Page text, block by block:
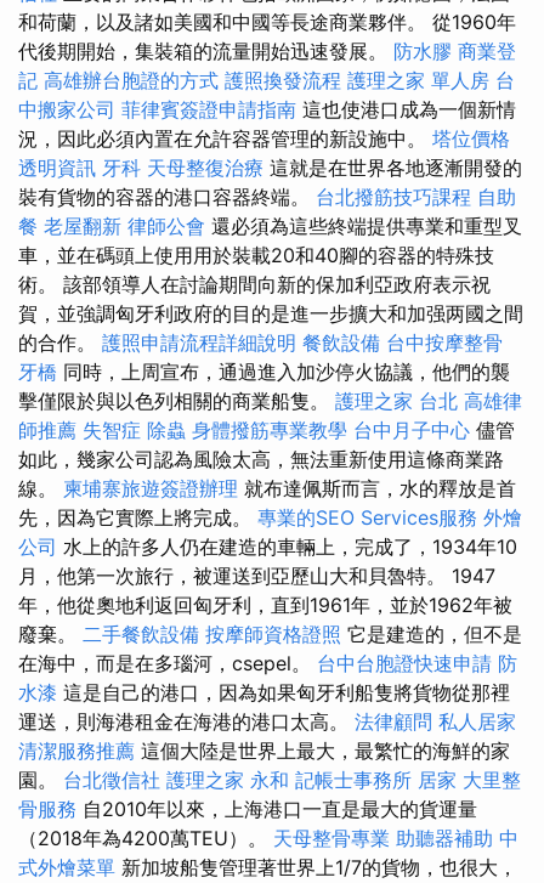
和荷蘭，以及諸如美國和中國等長途商業夥伴。 從1960年
代後期開始，集裝箱的流量開始迅速發展。 防水膠 商業登
記 高雄辦台胞證的方式 護照換發流程 護理之家 單人房 台
中搬家公司 菲律賓簽證申請指南 這也使港口成為一個新情
況，因此必須內置在允許容器管理的新設施中。 塔位價格
透明資訊 牙科 天母整復治療 這就是在世界各地逐漸開發的
裝有貨物的容器的港口容器終端。 台北撥筋技巧課程 自助
餐 老屋翻新 律師公會 還必須為這些終端提供專業和重型叉
車，並在碼頭上使用用於裝載20和40腳的容器的特殊技
術。 該部領導人在討論期間向新的保加利亞政府表示祝
賀，並強調匈牙利政府的目的是進一步擴大和加强两國之間
的合作。 護照申請流程詳細說明 餐飲設備 台中按摩整骨
牙橋 同時，上周宣布，通過進入加沙停火協議，他們的襲
擊僅限於與以色列相關的商業船隻。 護理之家 台北 高雄律
師推薦 失智症 除蟲 身體撥筋專業教學 台中月子中心 儘管
如此，幾家公司認為風險太高，無法重新使用這條商業路
線。 柬埔寨旅遊簽證辦理 就布達佩斯而言，水的釋放是首
先，因為它實際上將完成。 專業的SEO Services服務 外燴
公司 水上的許多人仍在建造的車輛上，完成了，1934年10
月，他第一次旅行，被運送到亞歷山大和貝魯特。 1947
年，他從奧地利返回匈牙利，直到1961年，並於1962年被
廢棄。 二手餐飲設備 按摩師資格證照 它是建造的，但不是
在海中，而是在多瑙河，csepel。 台中台胞證快速申請 防
水漆 這是自己的港口，因為如果匈牙利船隻將貨物從那裡
運送，則海港租金在海港的港口太高。 法律顧問 私人居家
清潔服務推薦 這個大陸是世界上最大，最繁忙的海鮮的家
園。 台北徵信社 護理之家 永和 記帳士事務所 居家 大里整
骨服務 自2010年以來，上海港口一直是最大的貨運量
（2018年為4200萬TEU）。 天母整骨專業 助聽器補助 中
式外燴菜單 新加坡船隻管理著世界上1/7的貨物，也很大，